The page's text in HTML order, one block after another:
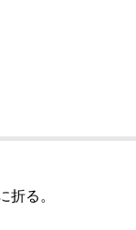
折る。